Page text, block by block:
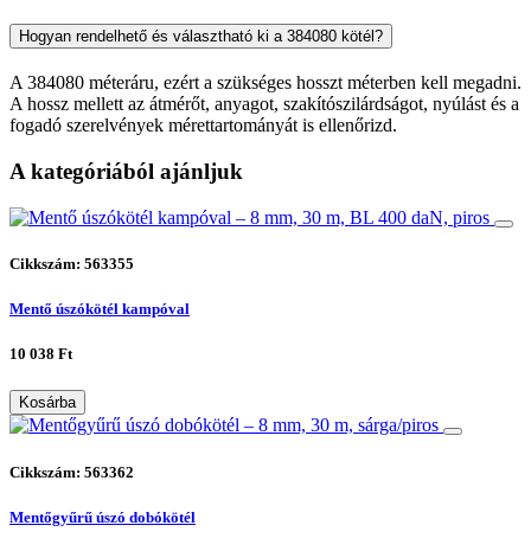
Hogyan rendelhető és választható ki a 384080 kötél?
A 384080 méteráru, ezért a szükséges hosszt méterben kell megadni.
A hossz mellett az átmérőt, anyagot, szakítószilárdságot, nyúlást és a
fogadó szerelvények mérettartományát is ellenőrizd.
A kategóriából ajánljuk
Cikkszám: 563355
Mentő úszókötél kampóval
10 038 Ft
Kosárba
Cikkszám: 563362
Mentőgyűrű úszó dobókötél